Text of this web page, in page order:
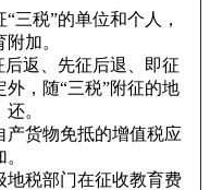
三税”的单位和个人，
加。
后返、先征后退、即征
，随“三税”附征的地
。
产货物免抵的增值税应
地税部门在征收教育费